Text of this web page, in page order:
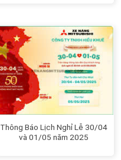
Thông Báo Lịch Nghỉ Lễ 30/04
và 01/05 năm 2025